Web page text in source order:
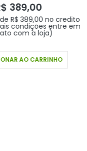
Em até 1x deR$
avista, (P/ mais
contato
ADICIONAR